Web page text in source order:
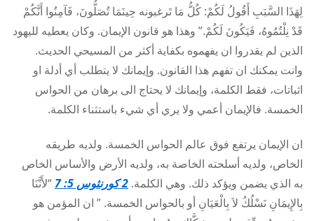
لِهَذَا السَّبَبِ أَقُولُ لَكُمْ: كُلُّ مَا تَرغبونه حِينَمَا تُصَلُّونَ، فَآمِنُوا أَنَّكُمْ
قَدْ نِلْتُمُوهُ، فَيَكُونَ لَكُمْ.” وهذا هو قانون الإيمان. وكان يعطيه لليهود
الذين لم يقدروا ان يفهموه بكفاية أكثر من المسيحي الحديث.
وانت يمكنك ان تفهم هذا القانون. وإيمانك لا يتطلب أي أدلة او
اثباتات، فقط الكلمة، وإيمانك لا يحتاج الى برهان من الحواس
الخمسة. فالإيمان أعمي ولا يري أي شيء باستثناء الكلمة.
ان الإيمان يرتفع فوق عالم الحواس الخمسة. ولديه طريقه
الخاص، ولديه أسلحته الخاصة به، ولديه الأرض والأساس الخاص
به الذي يضمن ويؤكد ذلك. وهي الكلمة. 2 كورنثوس 5: 7
“لأَنَّنَا
بِالإِيمَانِ نَسْلُكُ لاَ بِالْعَيَانِ أو بالحواس الخمسة. ” ان المؤمن هو